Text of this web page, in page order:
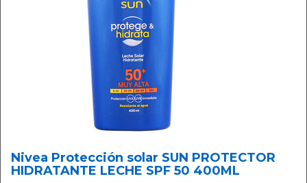
Nivea Protección solar SUN PROTECTOR
HIDRATANTE LECHE SPF 50 400ML